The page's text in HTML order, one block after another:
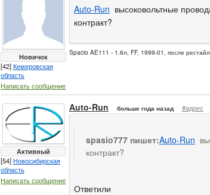
Новичок
[42]Кемеровская
область
Написать сообщение
Auto-Run высоковольтные
контракт?
Spacio AE111 - 1.6л, FF, 1999-01, после
Активный
[54]Новосибирская
область
Написать сообщение
Auto-Run больше года назад #адрес
spasio777 пишет:Auto-Run
контракт?
Ответили